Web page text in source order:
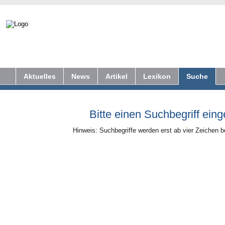
Aktuelles News Artikel Lexikon Suche
Bitte einen Suchbegriff
Hinweis: Suchbegriffe werden erst ab vier Zeichen